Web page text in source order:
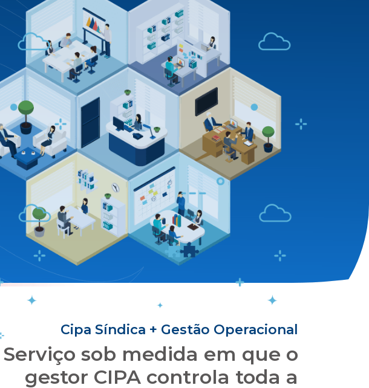
Cipa Síndica + Gestão Operacional
Serviço sob medida em que o
gestor CIPA controla toda a